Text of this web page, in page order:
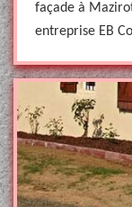
façade à
entreprise EB